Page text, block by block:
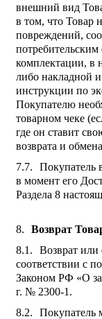
внешний вид
в том, что Товар
повреждений,
комплектации, в
либо накладной
инструкции по
Покупателю
товарном чеке
где он ставит
возврата и
Покупатель
в момент его
Раздела 8
Возврат
Возврат или
соответствии с
Законом РФ «О
г. № 2300-1.
Покупатель